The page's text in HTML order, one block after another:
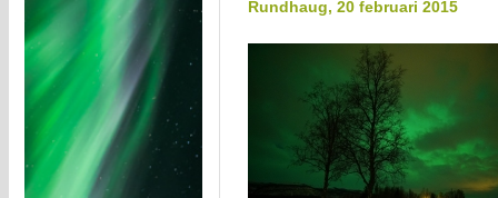
Rundhaug, 20 februari 2015